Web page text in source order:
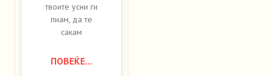
твоите усни ги
пиам, да те
сакам
ПОВЕЌЕ...